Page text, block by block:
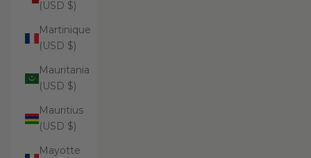
(USD $)
Martinique
(USD $)
Mauritania
(USD $)
Mauritius
(USD $)
Mayotte